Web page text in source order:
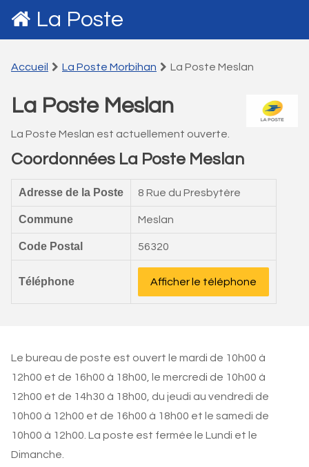
La Poste
Accueil La Poste Morbihan La Poste Meslan
La Poste Meslan
La Poste Meslan est actuellement ouverte.
Coordonnées La Poste Meslan
Adresse de la Poste 8 Rue du Presbytère
Commune Meslan
Code Postal 56320
Téléphone Afficher le téléphone
Le bureau de poste est ouvert le mardi de 10h00 à
12h00 et de 16h00 à 18h00, le mercredi de 10h00 à
12h00 et de 14h30 à 18h00, du jeudi au vendredi de
10h00 à 12h00 et de 16h00 à 18h00 et le samedi de
10h00 à 12h00. La poste est fermée le Lundi et le
Dimanche.